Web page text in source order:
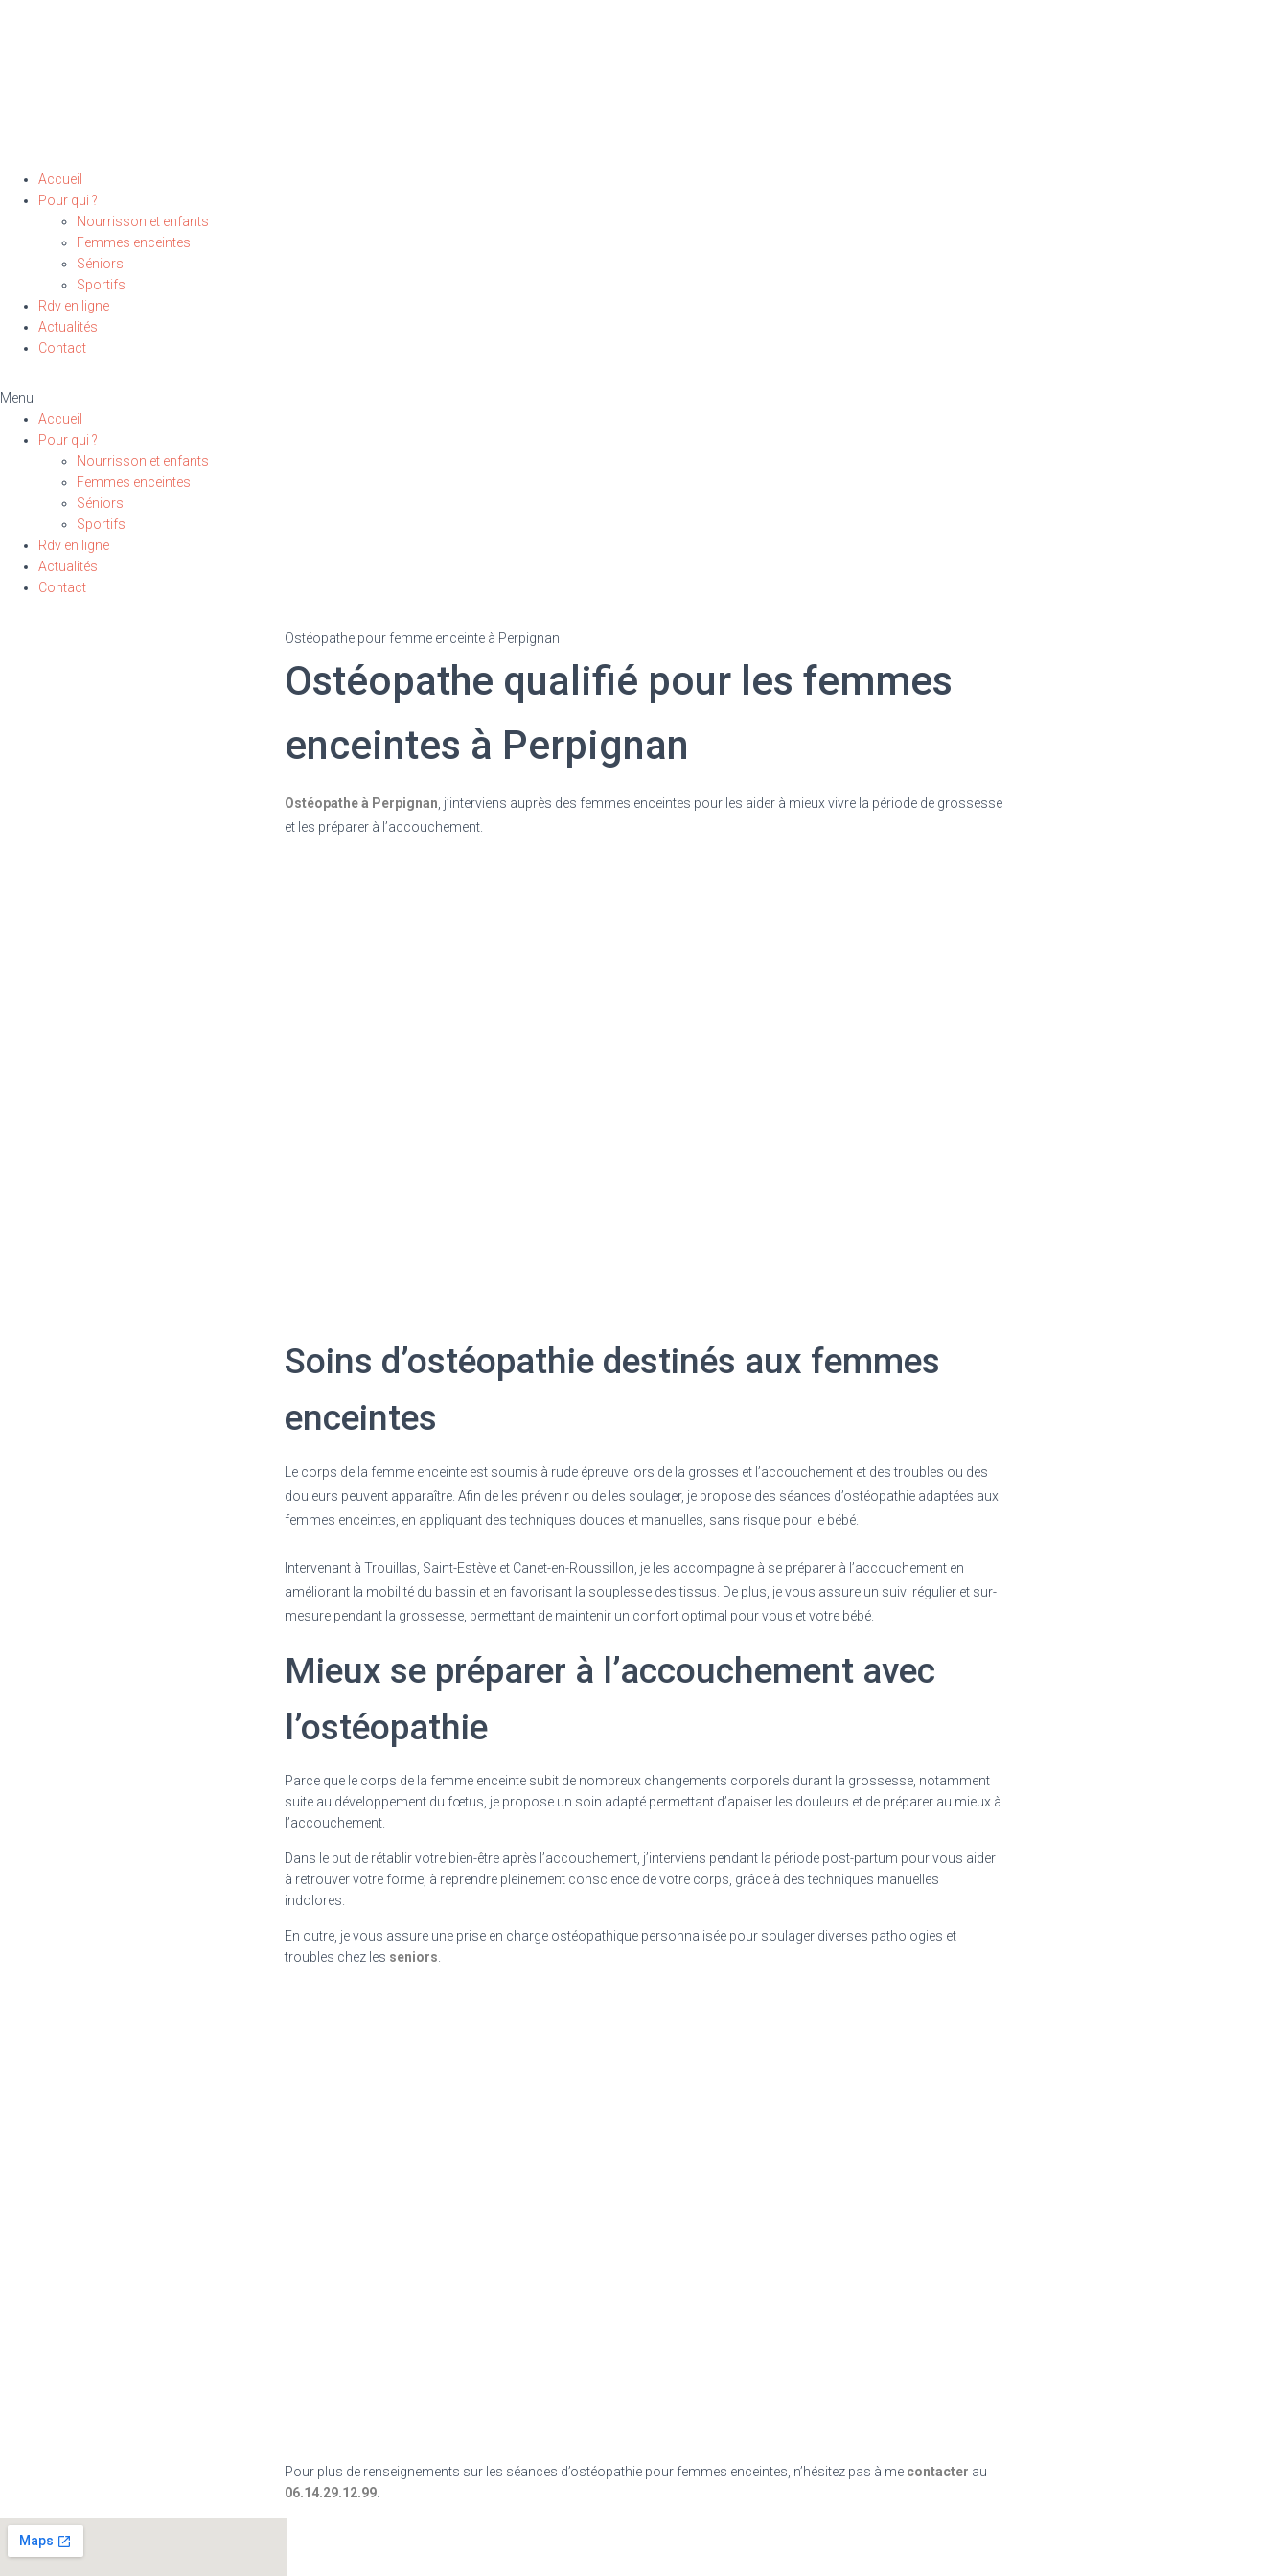
Accueil
Pour qui ?
Nourrisson et enfants
Femmes enceintes
Séniors
Sportifs
Rdv en ligne
Actualités
Contact
Menu
Accueil
Pour qui ?
Nourrisson et enfants
Femmes enceintes
Séniors
Sportifs
Rdv en ligne
Actualités
Contact
Ostéopathe pour femme enceinte à Perpignan
Ostéopathe qualifié pour les femmes
enceintes à Perpignan
Ostéopathe à Perpignan , j’interviens auprès des femmes enceintes pour les aider à mieux vivre la période de grossesse
et les préparer à l’accouchement.
Soins d’ostéopathie destinés aux femmes
enceintes
Le corps de la femme enceinte est soumis à rude épreuve lors de la grosses et l’accouchement et des troubles ou des
douleurs peuvent apparaître. Afin de les prévenir ou de les soulager, je propose des séances d’ostéopathie adaptées aux
femmes enceintes, en appliquant des techniques douces et manuelles, sans risque pour le bébé.
Intervenant à Trouillas, Saint-Estève et Canet-en-Roussillon, je les accompagne à se préparer à l’accouchement en
améliorant la mobilité du bassin et en favorisant la souplesse des tissus. De plus, je vous assure un suivi régulier et sur-
mesure pendant la grossesse, permettant de maintenir un confort optimal pour vous et votre bébé.
Mieux se préparer à l’accouchement avec
l’ostéopathie
Parce que le corps de la femme enceinte subit de nombreux changements corporels durant la grossesse, notamment
suite au développement du fœtus, je propose un soin adapté permettant d’apaiser les douleurs et de préparer au mieux à
l’accouchement.
Dans le but de rétablir votre bien-être après l’accouchement, j’interviens pendant la période post-partum pour vous aider
à retrouver votre forme, à reprendre pleinement conscience de votre corps, grâce à des techniques manuelles
indolores.
En outre, je vous assure une prise en charge ostéopathique personnalisée pour soulager diverses pathologies et
troubles chez les seniors
Pour plus de renseignements sur les séances d’ostéopathie pour femmes enceintes, n’hésitez pas à me contacter au
06.14.29.12.99